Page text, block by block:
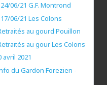
06/21 G.F. Montrond
06/21 Les Colons
au gourd Pouillon
au gour Les Colons
2021
du Gardon Forezien -